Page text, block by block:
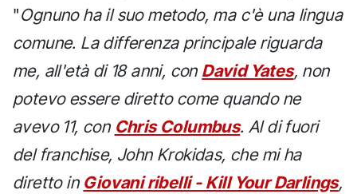
"Ognuno ha il suo metodo, ma c'è una lingua
comune. La differenza principale riguarda
me, all'età di 18 anni, con David Yates, non
potevo essere diretto come quando ne
avevo 11, con Chris Columbus. Al di fuori
del franchise, John Krokidas, che mi ha
diretto in Giovani ribelli - Kill Your Darlings,